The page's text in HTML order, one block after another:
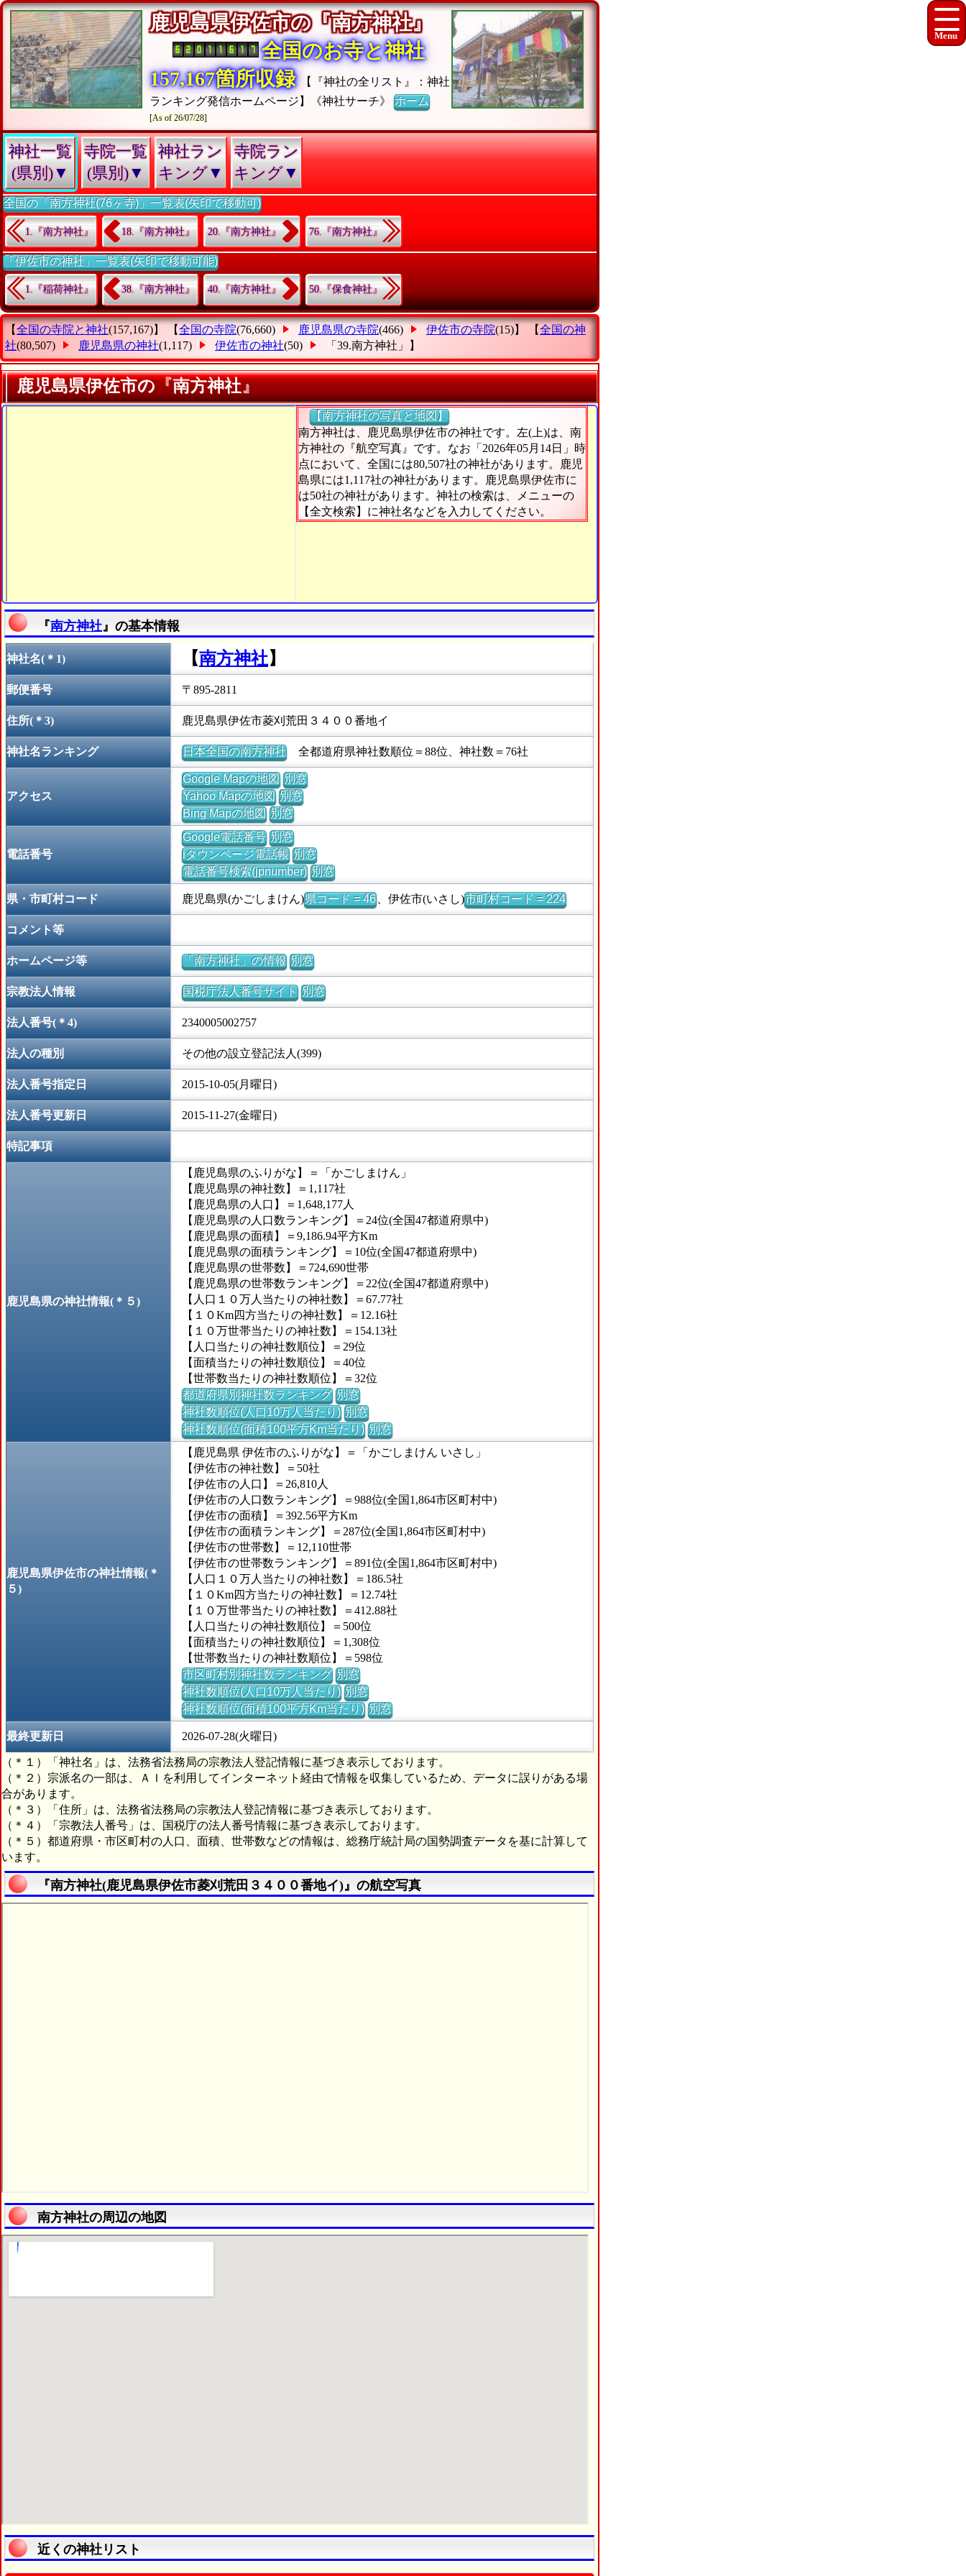
鹿児島県伊佐市の『南方神社』
全国のお寺と神社
157,167箇所収録
【『神社の全リスト』：神社
ランキング発信ホームページ】《神社サーチ》ホーム
[As of 26/07/28]
神社一覧
(県別)▼
寺院一覧
(県別)▼
神社ラン
キング▼
寺院ラン
キング▼
全国の「南方神社(76ヶ寺)」一覧表(矢印で移動可)
1.『南方神社』 18.『南方神社』 20.『南方神社』 76.『南方神社』
「伊佐市の神社」一覧表(矢印で移動可能)
1.『稲荷神社』 38.『南方神社』 40.『南方神社』 50.『保食神社』
【全国の寺院と神社(157,167)】 【全国の寺院(76,660) 鹿児島県の寺院(466) 伊佐市の寺院(15)】 【全国の神
社(80,507) 鹿児島県の神社(1,117) 伊佐市の神社(50) 「39.南方神社」 】
鹿児島県伊佐市の『南方神社』
【南方神社の写真と地図】
南方神社は、鹿児島県伊佐市の神社です。左(上)は、南
方神社の『航空写真』です。なお「2026年05月14日」時
点において、全国には80,507社の神社があります。鹿児
島県には1,117社の神社があります。鹿児島県伊佐市に
は50社の神社があります。神社の検索は、メニューの
【全文検索】に神社名などを入力してください。
『南方神社 』の基本情報
神社名(＊1) 【南方神社】
郵便番号 〒895-2811
住所(＊3) 鹿児島県伊佐市菱刈荒田３４００番地イ
神社名ランキング 日本全国の南方神社全都道府県神社数順位＝88位、神社数＝76社
アクセス
Google Mapの地図 別窓
Yahoo Mapの地図 別窓
Bing Mapの地図 別窓
電話番号
Google電話番号 別窓
iタウンページ電話帳 別窓
電話番号検索(jpnumber) 別窓
県・市町村コード 鹿児島県(かごしまけん)県コード = 46、伊佐市(いさし)市町村コード = 224
コメント等
ホームページ等 「南方神社」の情報 別窓
宗教法人情報 国税庁法人番号サイト 別窓
法人番号(＊4) 2340005002757
法人の種別 その他の設立登記法人(399)
法人番号指定日 2015-10-05(月曜日)
法人番号更新日 2015-11-27(金曜日)
特記事項
鹿児島県の神社情報(＊５)
【鹿児島県のふりがな】＝「かごしまけん」
【鹿児島県の神社数】＝1,117社
【鹿児島県の人口】＝1,648,177人
【鹿児島県の人口数ランキング】＝24位(全国47都道府県中)
【鹿児島県の面積】＝9,186.94平方Km
【鹿児島県の面積ランキング】＝10位(全国47都道府県中)
【鹿児島県の世帯数】＝724,690世帯
【鹿児島県の世帯数ランキング】＝22位(全国47都道府県中)
【人口１０万人当たりの神社数】＝67.77社
【１０Km四方当たりの神社数】＝12.16社
【１０万世帯当たりの神社数】＝154.13社
【人口当たりの神社数順位】＝29位
【面積当たりの神社数順位】＝40位
【世帯数当たりの神社数順位】＝32位
都道府県別神社数ランキング 別窓
神社数順位(人口10万人当たり) 別窓
神社数順位(面積100平方Km当たり) 別窓
鹿児島県伊佐市の神社情報(＊
５)
【鹿児島県 伊佐市のふりがな】＝「かごしまけん いさし」
【伊佐市の神社数】＝50社
【伊佐市の人口】＝26,810人
【伊佐市の人口数ランキング】＝988位(全国1,864市区町村中)
【伊佐市の面積】＝392.56平方Km
【伊佐市の面積ランキング】＝287位(全国1,864市区町村中)
【伊佐市の世帯数】＝12,110世帯
【伊佐市の世帯数ランキング】＝891位(全国1,864市区町村中)
【人口１０万人当たりの神社数】＝186.5社
【１０Km四方当たりの神社数】＝12.74社
【１０万世帯当たりの神社数】＝412.88社
【人口当たりの神社数順位】＝500位
【面積当たりの神社数順位】＝1,308位
【世帯数当たりの神社数順位】＝598位
市区町村別神社数ランキング 別窓
神社数順位(人口10万人当たり) 別窓
神社数順位(面積100平方Km当たり) 別窓
最終更新日 2026-07-28(火曜日)
（＊１）「神社名」は、法務省法務局の宗教法人登記情報に基づき表示しております。
（＊２）宗派名の一部は、ＡＩを利用してインターネット経由で情報を収集しているため、データに誤りがある場
合があります。
（＊３）「住所」は、法務省法務局の宗教法人登記情報に基づき表示しております。
（＊４）「宗教法人番号」は、国税庁の法人番号情報に基づき表示しております。
（＊５）都道府県・市区町村の人口、面積、世帯数などの情報は、総務庁統計局の国勢調査データを基に計算して
います。
『南方神社(鹿児島県伊佐市菱刈荒田３４００番地イ)』の航空写真
南方神社の周辺の地図
近くの神社リスト